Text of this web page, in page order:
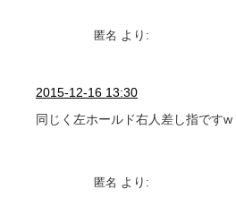
匿名 より:
2015-12-16 13:30
同じく左ホールド右人差し指ですw
匿名 より: